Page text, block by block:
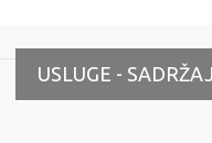
USLUGE -